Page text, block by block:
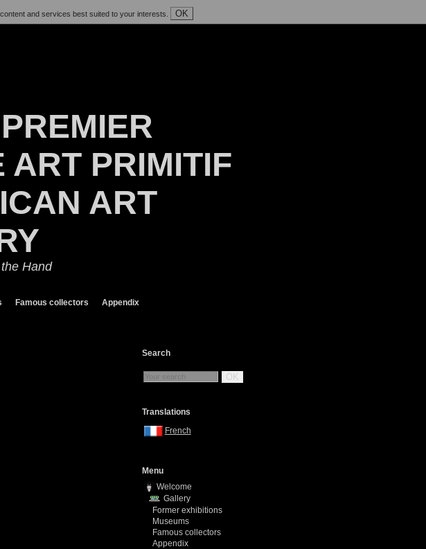
and services best suited to your interests. OK
PRIMITIF
ART
Hand
Famous collectors Appendix
Search
OK
Translations
French
Menu
Welcome
Gallery
Former exhibitions
Museums
Famous collectors
Appendix